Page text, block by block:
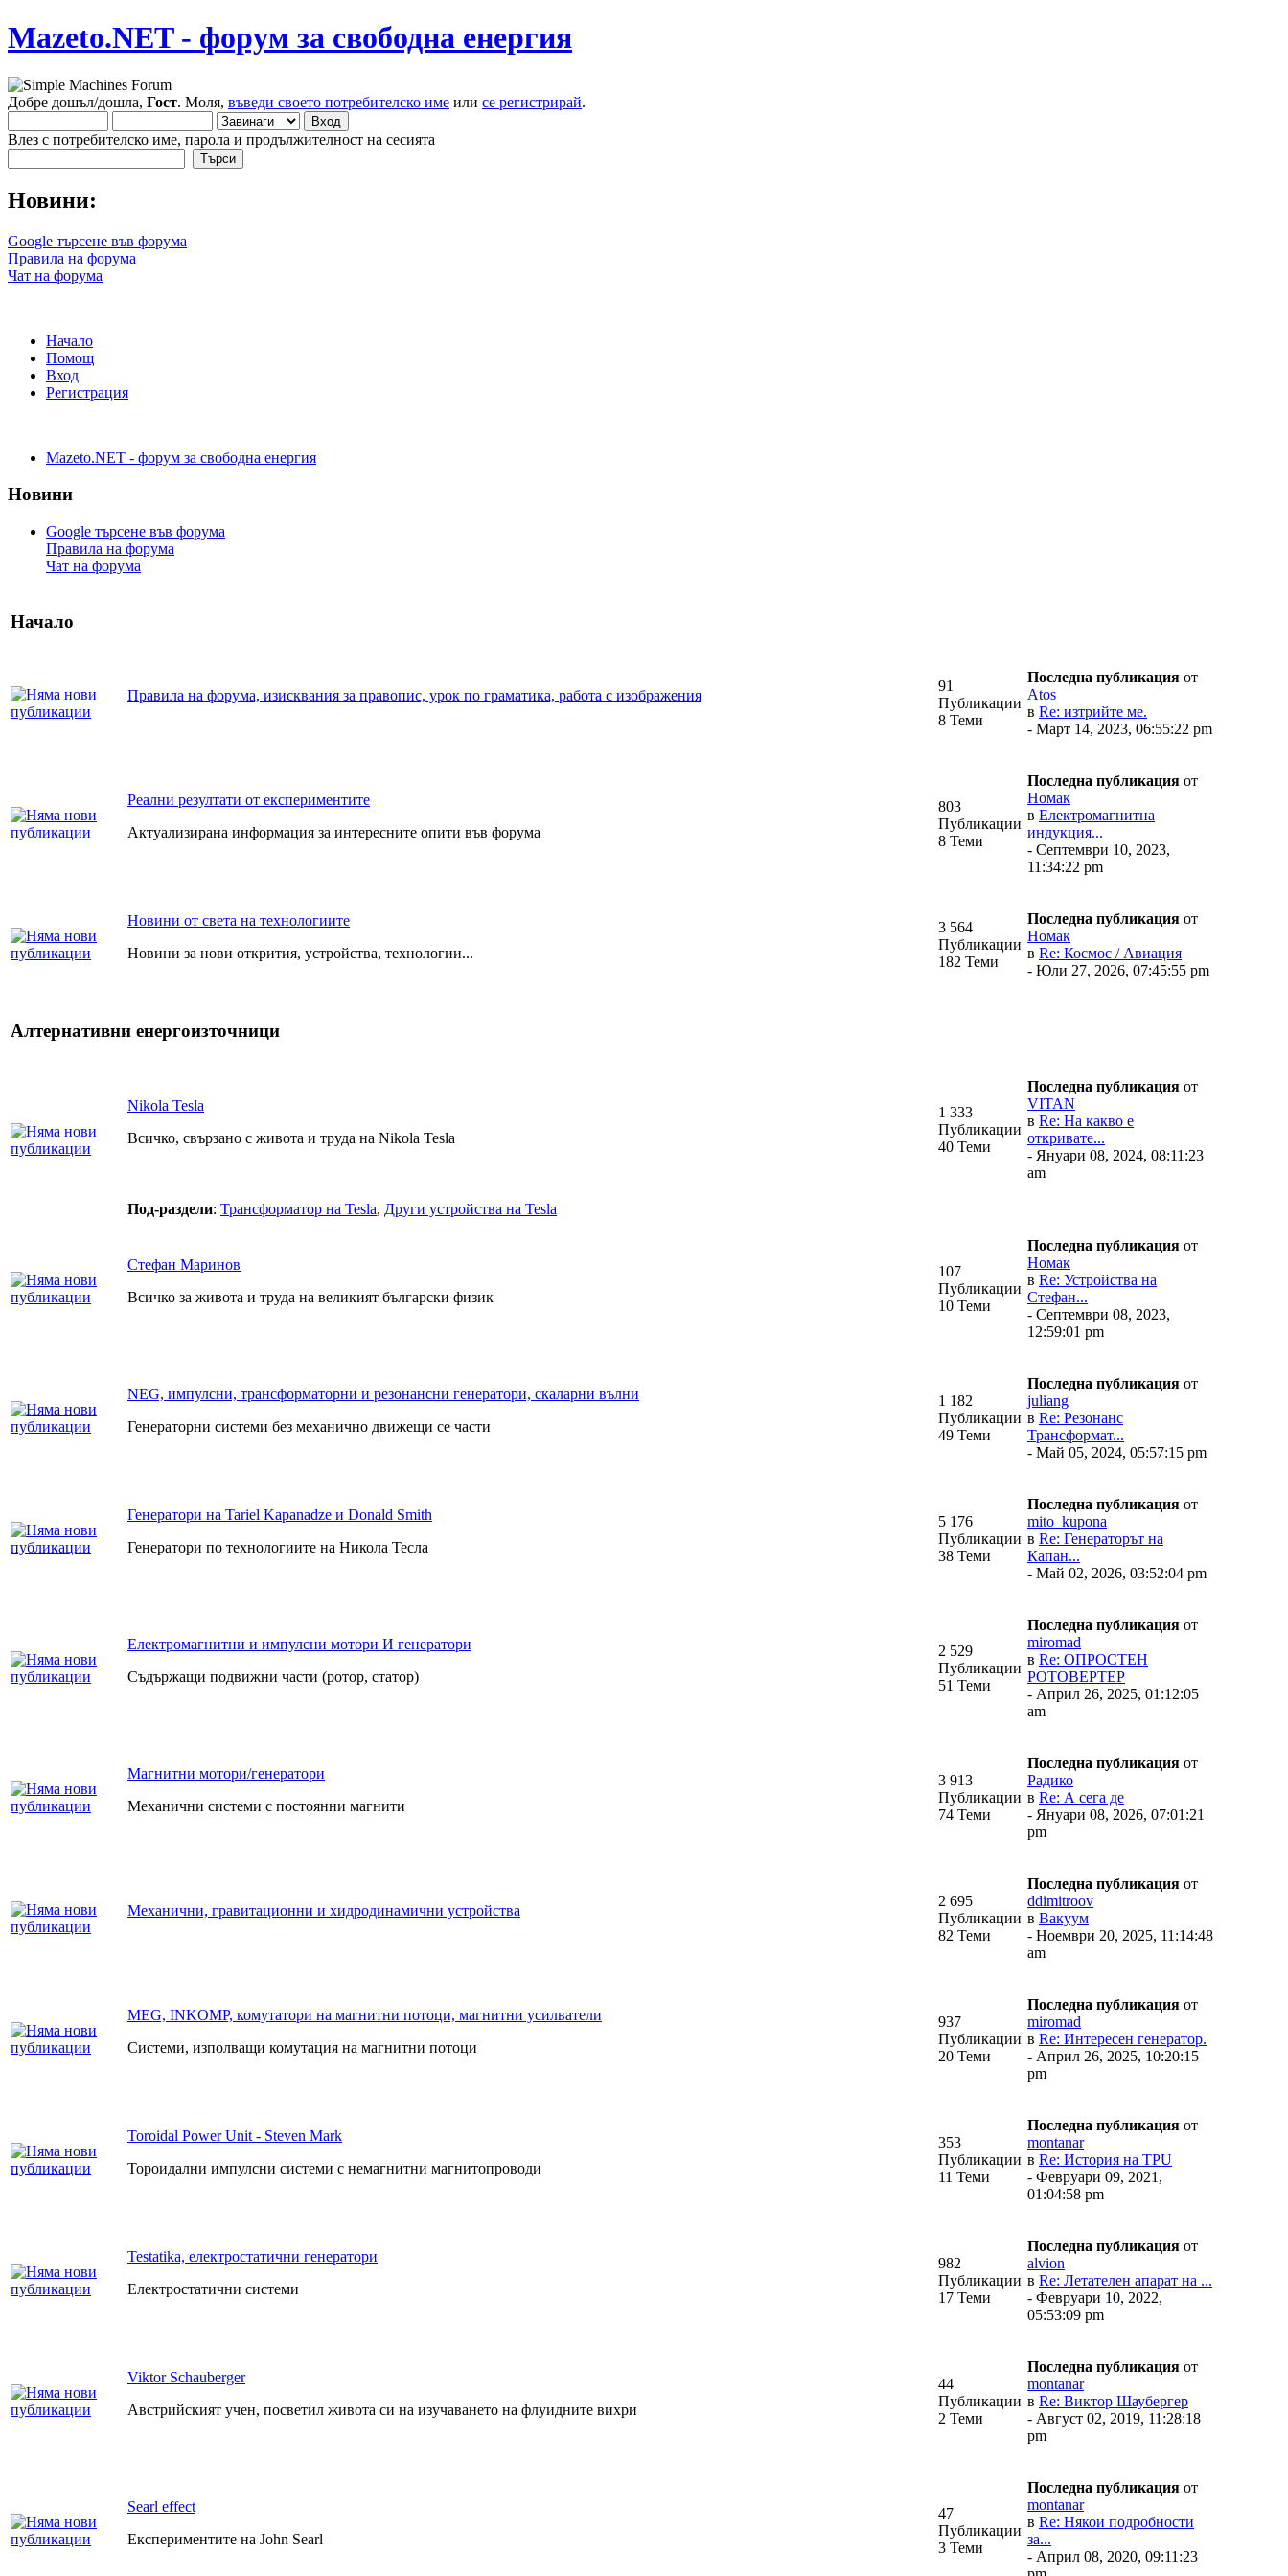
Mazeto.NET - форум за свободна енергия
Добре дошъл/дошла, Гост. Моля, въведи своето потребителско име или се регистрирай.
Влез с потребителско име, парола и продължителност на сесията
Новини:
Google търсене във форума
Правила на форума
Чат на форума
Начало
Помощ
Вход
Регистрация
Mazeto.NET - форум за свободна енергия
Новини
Google търсене във форума
Правила на форума
Чат на форума
Начало
Правила на форума, изисквания за правопис, урок по граматика, работа с изображения
91
Публикации
8 Теми
Последна публикация от
Аtos
в Re: изтрийте ме.
- Март 14, 2023, 06:55:22 pm
Реални резултати от експериментите
Актуализирана информация за интересните опити във форума
803
Публикации
8 Теми
Последна публикация от
Номак
в Електромагнитна
индукция...
- Септември 10, 2023,
11:34:22 pm
Новини от света на технологиите
Новини за нови открития, устройства, технологии...
3 564
Публикации
182 Теми
Последна публикация от
Номак
в Re: Космос / Авиация
- Юли 27, 2026, 07:45:55 pm
Алтернативни енергоизточници
Nikola Tesla
Всичко, свързано с живота и труда на Nikola Tesla
1 333
Публикации
40 Теми
Последна публикация от
VITAN
в Re: На какво е
откривате...
- Януари 08, 2024, 08:11:23
am
Под-раздели: Трансформатор на Tesla, Други устройства на Tesla
Стефан Маринов
Всичко за живота и труда на великият български физик
107
Публикации
10 Теми
Последна публикация от
Номак
в Re: Устройства на
Стефан...
- Септември 08, 2023,
12:59:01 pm
NEG, импулсни, трансформаторни и резонансни генератори, скаларни вълни
Генераторни системи без механично движещи се части
1 182
Публикации
49 Теми
Последна публикация от
juliang
в Re: Резонанс
Трансформат...
- Май 05, 2024, 05:57:15 pm
Генератори на Tariel Kapanadze и Donald Smith
Генератори по технологиите на Никола Тесла
5 176
Публикации
38 Теми
Последна публикация от
mito_kupona
в Re: Генераторът на
Капан...
- Май 02, 2026, 03:52:04 pm
Електромагнитни и импулсни мотори И генератори
Съдържащи подвижни части (ротор, статор)
2 529
Публикации
51 Теми
Последна публикация от
miromad
в Re: ОПРОСТЕН
РОТОВЕРТЕР
- Април 26, 2025, 01:12:05
am
Магнитни мотори/генератори
Механични системи с постоянни магнити
3 913
Публикации
74 Теми
Последна публикация от
Радико
в Re: А сега де
- Януари 08, 2026, 07:01:21
pm
Механични, гравитационни и хидродинамични устройства
2 695
Публикации
82 Теми
Последна публикация от
ddimitroov
в Вакуум
- Ноември 20, 2025, 11:14:48
am
MEG, INKOMP, комутатори на магнитни потоци, магнитни усилватели
Системи, изполващи комутация на магнитни потоци
937
Публикации
20 Теми
Последна публикация от
miromad
в Re: Интересен генератор.
- Април 26, 2025, 10:20:15
pm
Toroidal Power Unit - Steven Mark
Тороидални импулсни системи с немагнитни магнитопроводи
353
Публикации
11 Теми
Последна публикация от
montanar
в Re: История на TPU
- Февруари 09, 2021,
01:04:58 pm
Testatika, електростатични генератори
Електростатични системи
982
Публикации
17 Теми
Последна публикация от
alvion
в Re: Летателен апарат на ...
- Февруари 10, 2022,
05:53:09 pm
Viktor Schauberger
Австрийският учен, посветил живота си на изучаването на флуидните вихри
44
Публикации
2 Теми
Последна публикация от
montanar
в Re: Виктор Шаубергер
- Август 02, 2019, 11:28:18
pm
Searl effect
Експериментите на John Searl
47
Публикации
3 Теми
Последна публикация от
montanar
в Re: Някои подробности
за...
- Април 08, 2020, 09:11:23